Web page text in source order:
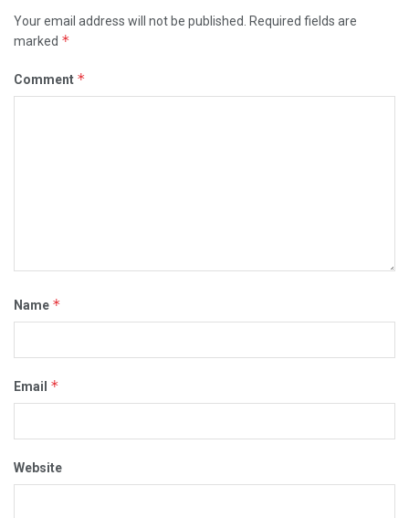
Your email address will not be published. Required fields are
marked *
Comment *
Name *
Email *
Website